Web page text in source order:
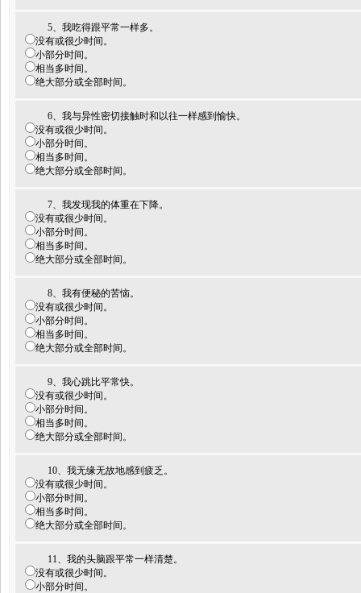
5、我吃得跟平常一样多。
没有或很少时间。
小部分时间。
相当多时间。
绝大部分或全部时间。
6、我与异性密切接触时和以往一样感到愉快。
没有或很少时间。
小部分时间。
相当多时间。
绝大部分或全部时间。
7、我发现我的体重在下降。
没有或很少时间。
小部分时间。
相当多时间。
绝大部分或全部时间。
8、我有便秘的苦恼。
没有或很少时间。
小部分时间。
相当多时间。
绝大部分或全部时间。
9、我心跳比平常快。
没有或很少时间。
小部分时间。
相当多时间。
绝大部分或全部时间。
10、我无缘无故地感到疲乏。
没有或很少时间。
小部分时间。
相当多时间。
绝大部分或全部时间。
11、我的头脑跟平常一样清楚。
没有或很少时间。
小部分时间。